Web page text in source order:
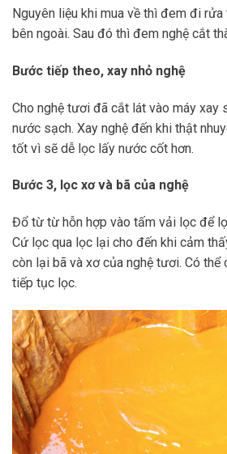
Nguyên liệu khi mua về thì đem đi
bên ngoài. Sau đó thì đem nghệ cắt
Bước tiếp theo, xay nhỏ nghệ
Cho nghệ tươi đã cắt lát vào máy xay
nước sạch. Xay nghệ đến khi thật
tốt vì sẽ dễ lọc lấy nước cốt hơn.
Bước 3, lọc xơ và bã của nghệ
Đổ từ từ hỗn hợp vào tấm vải lọc để
Cứ lọc qua lọc lại cho đến khi cảm
còn lại bã và xơ của nghệ tươi. Có thể
tiếp tục lọc.